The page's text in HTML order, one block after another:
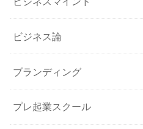
ビジネス論
ブランディング
プレ起業スクール